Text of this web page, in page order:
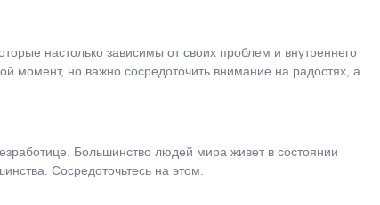
настолько зависимы от своих проблем и внутреннего
момент, но важно сосредоточить внимание на радостях, а
Большинство людей мира живет в состоянии
Сосредоточьтесь на этом.